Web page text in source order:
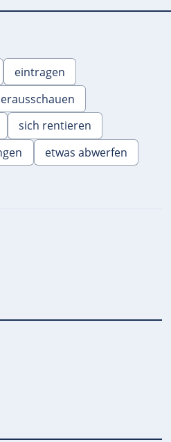
eintragen
sich rentieren
etwas abwerfen